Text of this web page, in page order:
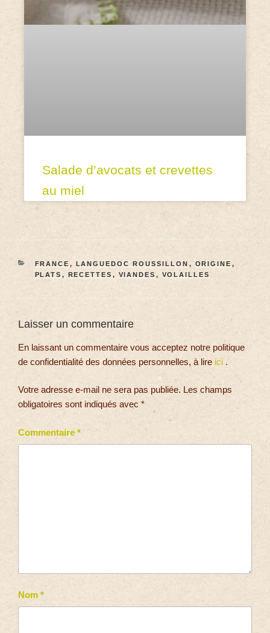
Salade d’avocats et crevettes
au miel
FRANCE , LANGUEDOC ROUSSILLON , ORIGINE ,
PLATS , RECETTES , VIANDES , VOLAILLES
Laisser un commentaire
En laissant un commentaire vous acceptez notre politique
de confidentialité des données personnelles, à lire ici .
Votre adresse e-mail ne sera pas publiée. Les champs
obligatoires sont indiqués avec *
Commentaire *
Nom *